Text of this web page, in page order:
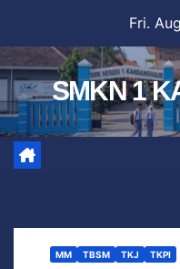
Fri.
SMKN 1
MM TBSM TKJ TKPI